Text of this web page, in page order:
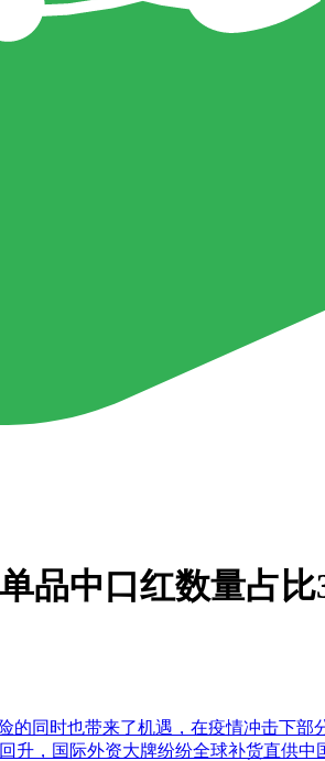
品中口红数量占比
同时也带来了机遇，在疫情冲击下
，国际外资大牌纷纷全球补货直供